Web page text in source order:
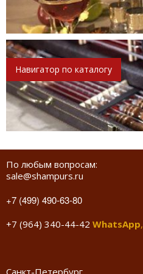
Навигатор по каталогу
По любым вопросам:
sale@shampurs.ru
+7 (499) 490-63-80
+7 (964) 340-44-42 WhatsApp,
Санкт-Петербург